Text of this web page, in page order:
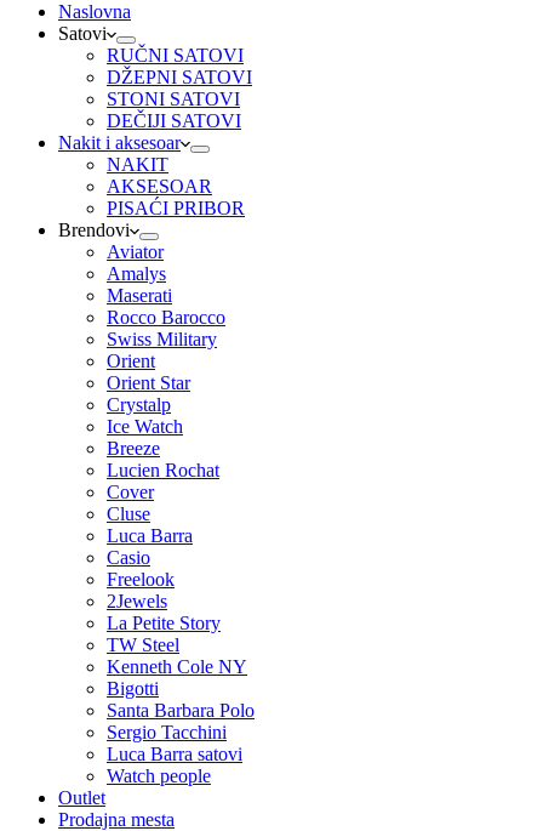
Naslovna
Satovi
RUČNI SATOVI
DŽEPNI SATOVI
STONI SATOVI
DEČIJI SATOVI
Nakit i aksesoar
NAKIT
AKSESOAR
PISAĆI PRIBOR
Brendovi
Aviator
Amalys
Maserati
Rocco Barocco
Swiss Military
Orient
Orient Star
Crystalp
Ice Watch
Breeze
Lucien Rochat
Cover
Cluse
Luca Barra
Casio
Freelook
2Jewels
La Petite Story
TW Steel
Kenneth Cole NY
Bigotti
Santa Barbara Polo
Sergio Tacchini
Luca Barra satovi
Watch people
Outlet
Prodajna mesta